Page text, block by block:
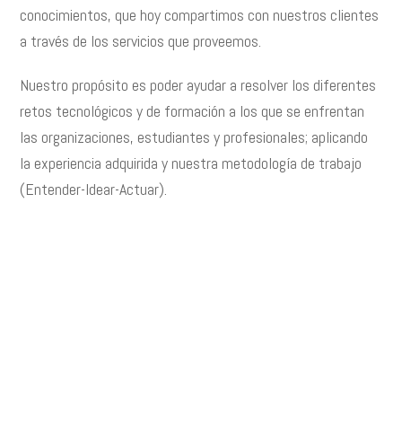
conocimientos, que hoy compartimos con nuestros clientes
a través de los servicios que proveemos.
Nuestro propósito es poder ayudar a resolver los diferentes
retos tecnológicos y de formación a los que se enfrentan
las organizaciones, estudiantes y profesionales; aplicando
la experiencia adquirida y nuestra metodología de trabajo
(Entender-Idear-Actuar).